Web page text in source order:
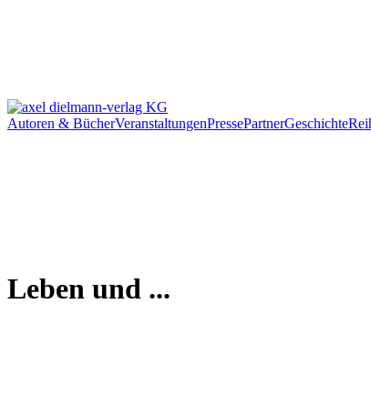
Autoren & BücherVeranstaltungenPressePartnerGeschichte
Leben und ...